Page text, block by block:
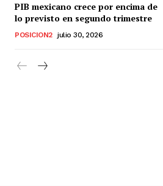
PIB mexicano crece por encima de
lo previsto en segundo trimestre
POSICION2 julio 30, 2026